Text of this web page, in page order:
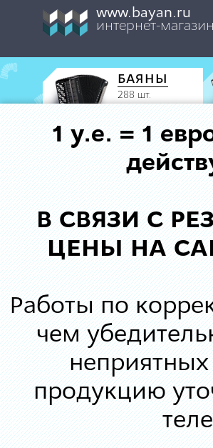
www.bayan.ru
интернет-магазин
БАЯНЫ
288 шт.
1 у.е. = 1
В СВЯЗИ С
ЦЕНЫ НА
Работы по
чем
продукцию